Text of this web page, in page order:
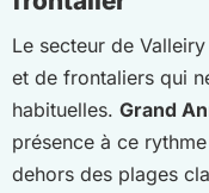
Le secteur de
et de frontaliers qui
habituelles. Grand
présence à ce
dehors des plages